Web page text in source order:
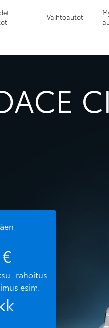
Vaihtoautot
€
-rahoitus
esim.